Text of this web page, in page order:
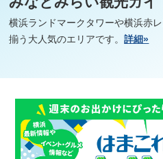
横浜ランドマークタワーや横浜赤
揃う大人気のエリアです。詳細»